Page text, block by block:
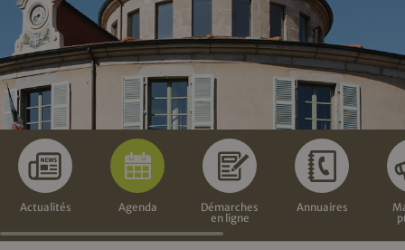
Actualités Agenda
Démarches
en ligne
Annuaires